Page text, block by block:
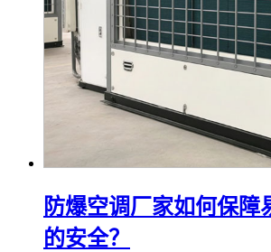
防爆空调厂家如何保障
的安全？